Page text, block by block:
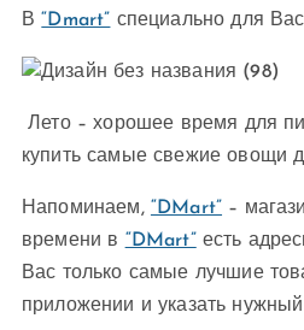
В“Dmart” специально для
Лето – хорошее время для
купить самые свежие овощи
Напоминаем, “DMart” –
времени в “DMart” есть
Вас только самые лучшие
приложении и указать